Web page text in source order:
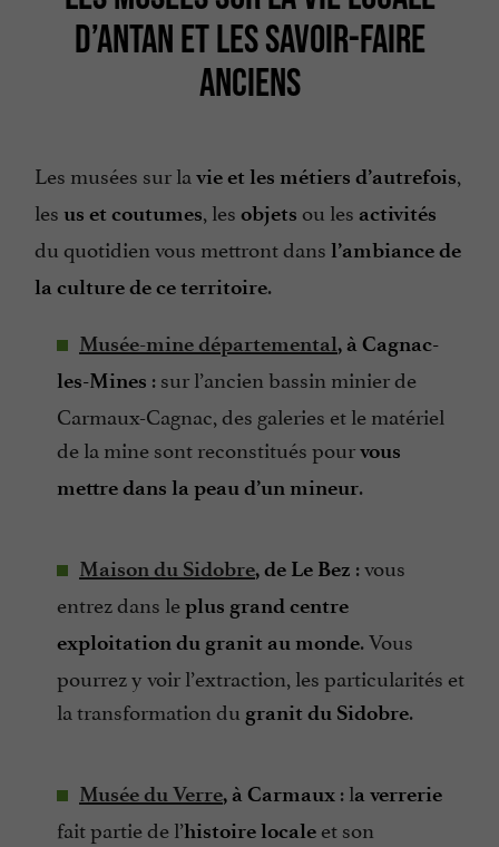
D’ANTAN ET LES SAVOIR-FAIRE
ANCIENS
Les musées sur la vie et les métiers d’autrefois,
les us et coutumes, les objets ou les activités
du quotidien vous mettront dans l’ambiance de
la culture de ce territoire.
Musée-mine départemental, à Cagnac-
les-Mines : sur l’ancien bassin minier de
Carmaux-Cagnac, des galeries et le matériel
de la mine sont reconstitués pourvous
mettre dans la peau d’un mineur.
Maison du Sidobre, de Le Bez : vous
entrez dans leplus grand centre
exploitation du granit au monde. Vous
pourrez y voir l’extraction, les particularités et
la transformation du granit du Sidobre.
Musée du Verre, à Carmaux : la verrerie
fait partie de l’histoire locale et son